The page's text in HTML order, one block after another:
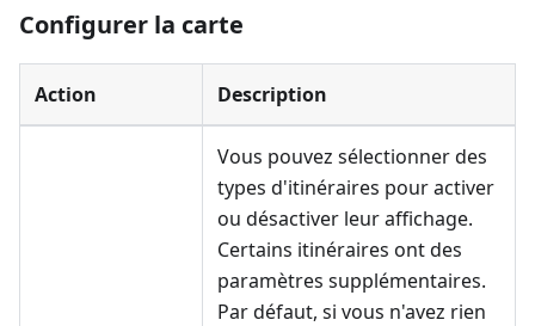
Configurer la carte
Action Description
Vous pouvez sélectionner des
types d'itinéraires pour activer
ou désactiver leur affichage.
Certains itinéraires ont des
paramètres supplémentaires.
Par défaut, si vous n'avez rien